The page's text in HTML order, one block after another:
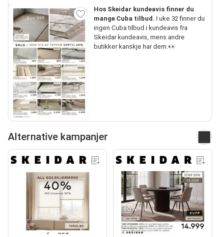
Hos Skeidar kundeavis finner du
mange Cuba tilbud. I uke 32 finner du
ingen Cuba tilbud i kundeavis fra
Skeidar kundeavis, mens andre
butikker kanskje har dem.👀
Alternative kampanjer